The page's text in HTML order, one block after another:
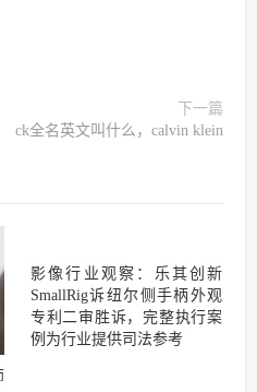
下一篇
ck全名英文叫什么，calvin klein
影像行业观察：乐其创新
SmallRig诉纽尔侧手柄外观
专利二审胜诉，完整执行案
例为行业提供司法参考